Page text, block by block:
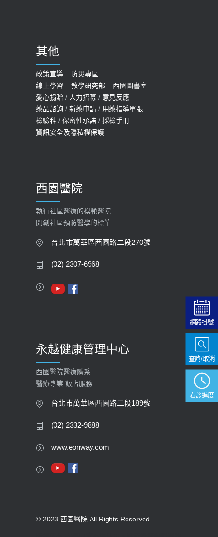
其他
政策宣導
防災專區
線上學習
教學研究部
西園圖書室
愛心捐贈 / 人力招募 / 意見反應
藥品諮詢 / 新藥申請 / 用藥指導單張
檢驗科 / 保密性承諾 / 採檢手冊
資訊安全及隱私權保護
西園醫院
執行社區醫療的模範醫院
開創社區預防醫學的標竿
台北市萬華區西園路二段270號
(02) 2307-6968
永越健康管理中心
西園醫院醫療體系
醫療專業 飯店服務
台北市萬華區西園路二段189號
(02) 2332-9888
www.eonway.com
© 2023 西園醫院 All Rights Reserved
網路掛號
看診進度
查詢/取消